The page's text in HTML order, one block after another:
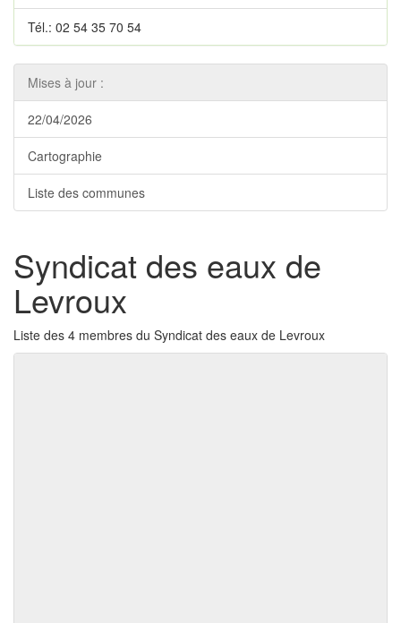
Tél.: 02 54 35 70 54
Mises à jour :
22/04/2026
Cartographie
Liste des communes
Syndicat des eaux de
Levroux
Liste des 4 membres du Syndicat des eaux de Levroux